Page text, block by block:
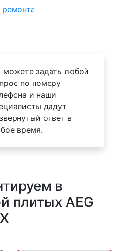
ремонта
можете задать любой
по номеру
и наши
дадут
ответ в
время.
в
плитых AEG